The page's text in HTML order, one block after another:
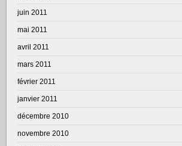
juin 2011
mai 2011
avril 2011
mars 2011
février 2011
janvier 2011
décembre 2010
novembre 2010